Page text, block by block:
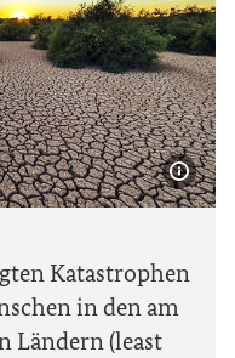
Katastrophen
in den am
Ländern (least